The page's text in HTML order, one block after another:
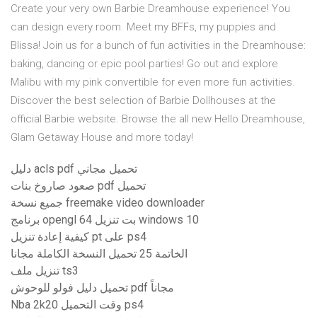
Create your very own Barbie Dreamhouse experience! You
can design every room. Meet my BFFs, my puppies and
Blissa! Join us for a bunch of fun activities in the Dreamhouse:
baking, dancing or epic pool parties! Go out and explore
Malibu with my pink convertible for even more fun activities.
Discover the best selection of Barbie Dollhouses at the
official Barbie website. Browse the all new Hello Dreamhouse,
Glam Getaway House and more today!
دليل acls pdf تحميل مجاني
صعود صاروخ بنات pdf تحميل
جميع نسخة freemake video downloader
برنامج opengl 64 بت تنزيل windows 10
كيفية إعادة تنزيل pt على ps4
الخاتمة 25 تحميل النسخة الكاملة مجانا
تنزيل ملف ts3
تحميل دليل فولو للوحوش pdf مجاناً
Nba 2k20 وقت التحميل ps4